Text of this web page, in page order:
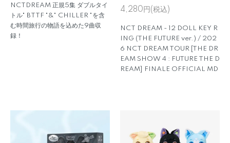
NCTDREAM 正規5集 ダブルタイ
トル" BTTF "&" CHILLER "を含
む時間旅行の物語を込めた9曲収
録！
4,280円(税込)
NCT DREAM - 12 DOLL KEY R
ING (THE FUTURE ver.) / 202
6 NCT DREAM TOUR [THE DR
EAM SHOW 4 : FUTURE THE D
REAM] FINALE OFFICIAL MD